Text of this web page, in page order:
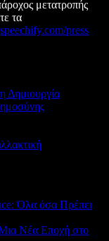
μετατροπής
τα
speechify.com/press
Δημιουργία
Όλα όσα Πρέπει
Νέα Εποχή στο